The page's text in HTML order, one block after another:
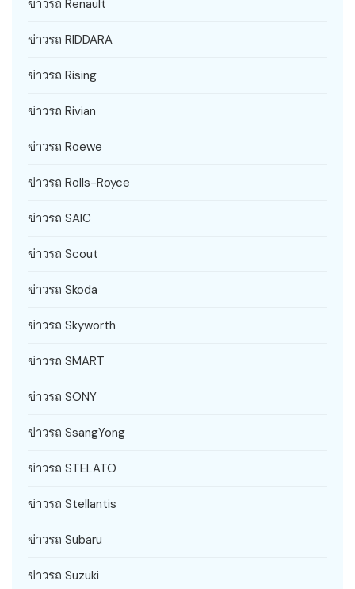
ข่าวรถ Renault
ข่าวรถ RIDDARA
ข่าวรถ Rising
ข่าวรถ Rivian
ข่าวรถ Roewe
ข่าวรถ Rolls-Royce
ข่าวรถ SAIC
ข่าวรถ Scout
ข่าวรถ Skoda
ข่าวรถ Skyworth
ข่าวรถ SMART
ข่าวรถ SONY
ข่าวรถ SsangYong
ข่าวรถ STELATO
ข่าวรถ Stellantis
ข่าวรถ Subaru
ข่าวรถ Suzuki